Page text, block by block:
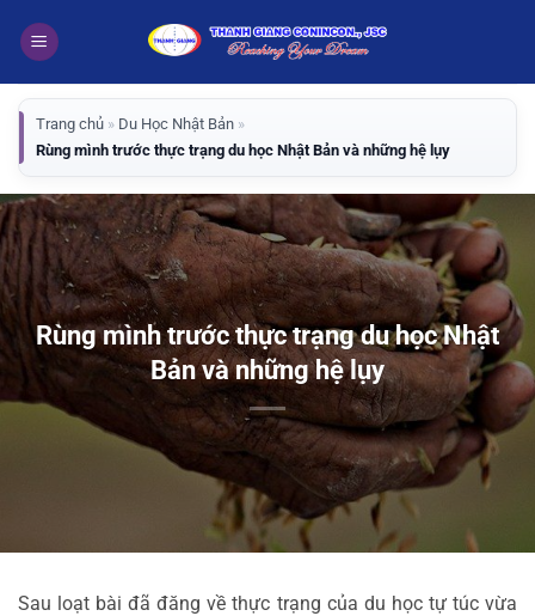
qua
dung
Trang chủ » Du Học Nhật Bản »
Rùng mình trước thực trạng du học Nhật Bản và những hệ lụy
Rùng mình trước thực trạng du học Nhật
Bản và những hệ lụy
Sau loạt bài đã đăng về thực trạng của du học tự túc vừa